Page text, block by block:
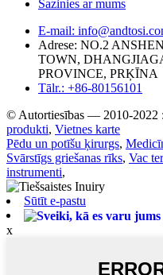
Sazinies ar mums
E-mail:
Adrese: NO.2
TOWN,
PROVINCE, PRĶĪNA
Tālr.: +86-80156101
© Autortiesības — 2010-2022 :
produkti, Vietnes karte
Pēdu un potīšu ķirurgs,
Svārstīgs griešanas rīks, Vac
instrumenti,
Sūtīt e-pastu
x